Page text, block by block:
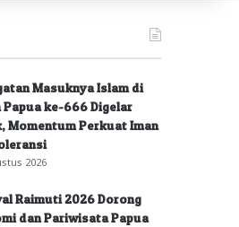
Masuknya Islam di
Papua ke-666 Digelar
Momentum Perkuat Iman
2026
Raimuti 2026 Dorong
dan Pariwisata Papua